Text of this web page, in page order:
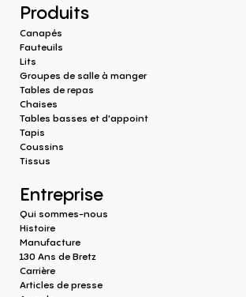
Produits
Canapés
Fauteuils
Lits
Groupes de salle à manger
Tables de repas
Chaises
Tables basses et d'appoint
Tapis
Coussins
Tissus
Entreprise
Qui sommes-nous
Histoire
Manufacture
130 Ans de Bretz
Carrière
Articles de presse